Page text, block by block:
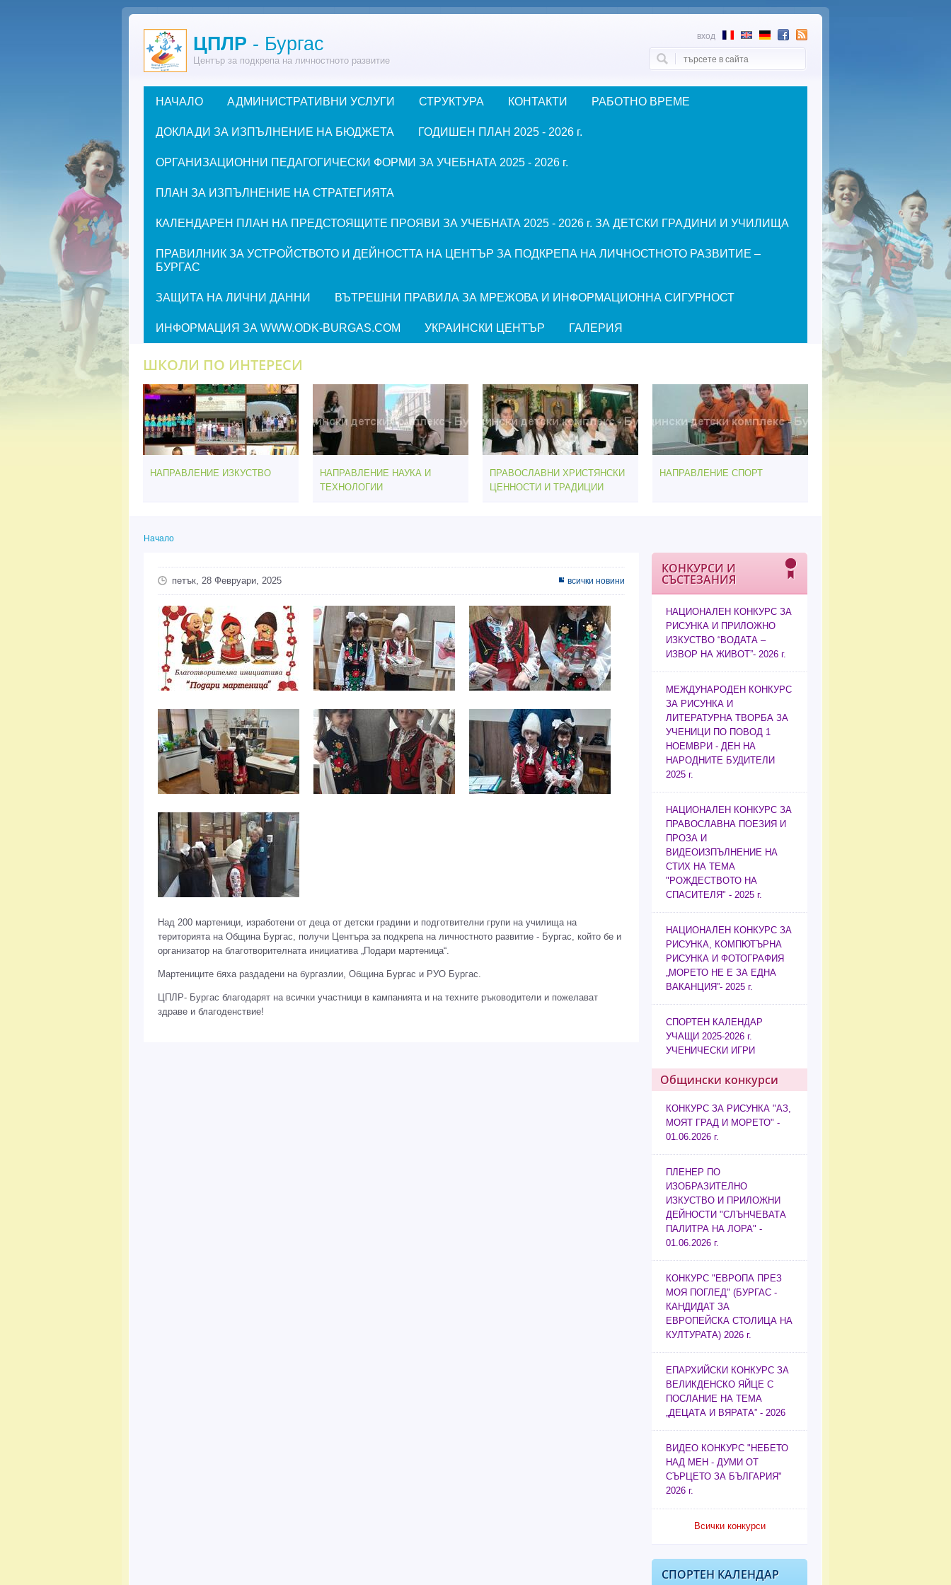
Премини към основното съдържание
ЦПЛР - Бургас
Център за подкрепа на личностното развитие
вход
Форма за търсене
Основно меню
НАЧАЛО АДМИНИСТРАТИВНИ УСЛУГИ СТРУКТУРА КОНТАКТИ РАБОТНО ВРЕМЕ
ДОКЛАДИ ЗА ИЗПЪЛНЕНИЕ НА БЮДЖЕТА ГОДИШЕН ПЛАН 2025 - 2026 г.
ОРГАНИЗАЦИОННИ ПЕДАГОГИЧЕСКИ ФОРМИ ЗА УЧЕБНАТА 2025 - 2026 г.
ПЛАН ЗА ИЗПЪЛНЕНИЕ НА СТРАТЕГИЯТА
КАЛЕНДАРЕН ПЛАН НА ПРЕДСТОЯЩИТЕ ПРОЯВИ ЗА УЧЕБНАТА 2025 - 2026 г. ЗА ДЕТСКИ ГРАДИНИ И УЧИЛИЩА
ПРАВИЛНИК ЗА УСТРОЙСТВОТО И ДЕЙНОСТТА НА ЦЕНТЪР ЗА ПОДКРЕПА НА ЛИЧНОСТНОТО РАЗВИТИЕ –
БУРГАС
ЗАЩИТА НА ЛИЧНИ ДАННИ ВЪТРЕШНИ ПРАВИЛА ЗА МРЕЖОВА И ИНФОРМАЦИОННА СИГУРНОСТ
ИНФОРМАЦИЯ ЗА WWW.ODK-BURGAS.COM УКРАИНСКИ ЦЕНТЪР ГАЛЕРИЯ
ШКОЛИ ПО ИНТЕРЕСИ
НАПРАВЛЕНИЕ ИЗКУСТВО
НАПРАВЛЕНИЕ НАУКА И
ТЕХНОЛОГИИ
ПРАВОСЛАВНИ ХРИСТЯНСКИ
ЦЕННОСТИ И ТРАДИЦИИ
НАПРАВЛЕНИЕ СПОРТ
Начало
петък, 28 Февруари, 2025 всички новини
Над 200 мартеници, изработени от деца от детски градини и подготвителни групи на училища на
територията на Община Бургас, получи Центъра за подкрепа на личностното развитие - Бургас, който бе и
oрганизатор на благотворителната инициатива „Подари мартеница“.
Мартениците бяха раздадени на бургазлии, Община Бургас и РУО Бургас.
ЦПЛР- Бургас благодарят на всички участници в кампанията и на техните ръководители и пожелават
здраве и благоденствие!
КОНКУРСИ И
СЪСТЕЗАНИЯ
НАЦИОНАЛЕН КОНКУРС ЗА
РИСУНКА И ПРИЛОЖНО
ИЗКУСТВО “ВОДАТА –
ИЗВОР НА ЖИВОТ”- 2026 г.
МЕЖДУНАРОДЕН КОНКУРС
ЗА РИСУНКА И
ЛИТЕРАТУРНА ТВОРБА ЗА
УЧЕНИЦИ ПО ПОВОД 1
НОЕМВРИ - ДЕН НА
НАРОДНИТЕ БУДИТЕЛИ
2025 г.
НАЦИОНАЛЕН КОНКУРС ЗА
ПРАВОСЛАВНА ПОЕЗИЯ И
ПРОЗА И
ВИДЕОИЗПЪЛНЕНИЕ НА
СТИХ НА ТЕМА
"РОЖДЕСТВОТО НА
СПАСИТЕЛЯ" - 2025 г.
НАЦИОНАЛЕН КОНКУРС ЗА
РИСУНКА, КОМПЮТЪРНА
РИСУНКА И ФОТОГРАФИЯ
„МОРЕТО НЕ Е ЗА ЕДНА
ВАКАНЦИЯ”- 2025 г.
СПОРТЕН КАЛЕНДАР
УЧАЩИ 2025-2026 г.
УЧЕНИЧЕСКИ ИГРИ
Общински конкурси
КОНКУРС ЗА РИСУНКА "АЗ,
МОЯТ ГРАД И МОРЕТО" -
01.06.2026 г.
ПЛЕНЕР ПО
ИЗОБРАЗИТЕЛНО
ИЗКУСТВО И ПРИЛОЖНИ
ДЕЙНОСТИ "СЛЪНЧЕВАТА
ПАЛИТРА НА ЛОРА" -
01.06.2026 г.
КОНКУРС "ЕВРОПА ПРЕЗ
МОЯ ПОГЛЕД" (БУРГАС -
КАНДИДАТ ЗА
ЕВРОПЕЙСКА СТОЛИЦА НА
КУЛТУРАТА) 2026 г.
ЕПАРХИЙСКИ КОНКУРС ЗА
ВЕЛИКДЕНСКО ЯЙЦЕ С
ПОСЛАНИЕ НА ТЕМА
„ДЕЦАТА И ВЯРАТА” - 2026
ВИДЕО КОНКУРС "НЕБЕТО
НАД МЕН - ДУМИ ОТ
СЪРЦЕТО ЗА БЪЛГАРИЯ"
2026 г.
Всички конкурси
СПОРТЕН КАЛЕНДАР